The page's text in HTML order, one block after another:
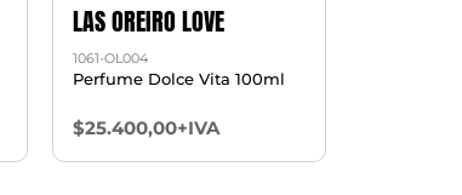
LAS OREIRO LOVE
1061-OL004
Perfume Dolce Vita 100ml
$25.400,00+IVA